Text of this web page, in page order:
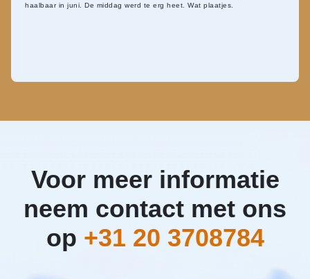
haalbaar in juni. De middag werd te erg heet. Wat plaatjes.
Voor meer informatie
neem contact met ons
op +31 20 3708784